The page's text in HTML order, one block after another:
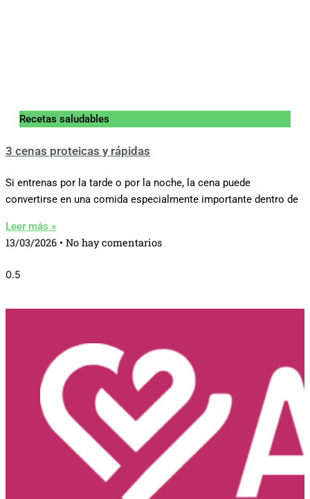
Recetas saludables
3 cenas proteicas y rápidas
Si entrenas por la tarde o por la noche, la cena puede
convertirse en una comida especialmente importante dentro de
Leer más »
13/03/2026 No hay comentarios